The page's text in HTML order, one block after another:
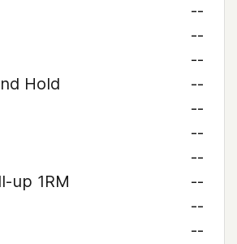
--
--
--
Hold
--
--
--
--
up 1RM
--
--
--